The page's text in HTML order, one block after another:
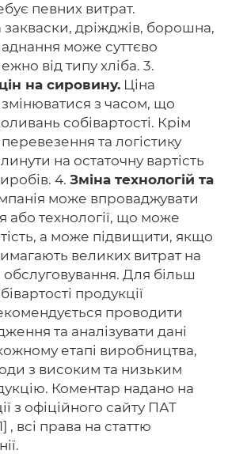
певних витрат.
дріжджів, борошна,
може суттєво
від типу хліба. 3.
на сировину. Ціна
з часом, що
собівартості. Крім
та логістику
на остаточну вартість
4. Зміна технологій та
може впроваджувати
або технології, що може
а може підвищити, якщо
великих витрат на
обслуговування. Для більш
продукції
проводити
та аналізувати дані
етапі виробництва,
з високим та низьким
Коментар надано на
з офіційного сайту ПАТ
, всі права на статтю